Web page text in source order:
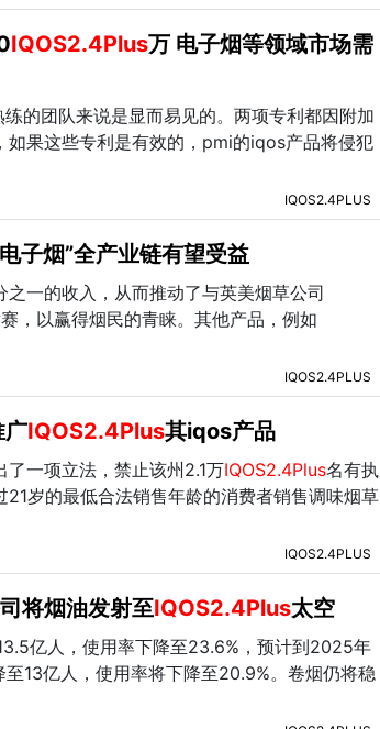
IQOS2.4Plus万 电子烟等领域市场需
练的团队来说是显而易见的。两项专利都因附加
果这些专利是有效的，pmi的iqos产品将侵犯
IQOS2.4PLUS
子烟”全产业链有望受益
一的收入，从而推动了与英美烟草公司
，以赢得烟民的青睐。其他产品，例如
IQOS2.4PLUS
广IQOS2.4Plus其iqos产品
了一项立法，禁止该州2.1万IQOS2.4Plus名有执
岁的最低合法销售年龄的消费者销售调味烟草
IQOS2.4PLUS
将烟油发射至IQOS2.4Plus太空
亿人，使用率下降至23.6%，预计到2025年
13亿人，使用率将下降至20.9%。卷烟仍将稳